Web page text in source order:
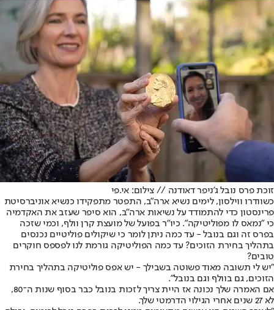
זוכת פרס נובל ג'ניפר דאודנה // צילום: אי.פי
כשוודרו ווילסון, לימים נשיא ארה"ב, התפטר מתפקידו כנשיא אוניברסיטת
פרינסטון כדי להתמודד על נשיאות ארה"ב, הוא סיפר שעזב את האקדמיה
כי "נמאס לו מפוליטיקה". כיו"ר בפועל של מועצת קרן וולף, וכמי שזכה
בפרס זה וגם בנובל - עד כמה ניתן לומר כי שיקולים פוליטיים נכנסים
בתהליך בחירת הזוכים? עד כמה הפוליטיקה גורמת לנו לפספס חוקרים
טובים?
"יש לי תשובה מאוד פשוטה בשבילך - יש אפס פוליטיקה בתהליך בחירת
הזוכים, גם בוולף וגם בנובל".
אם האמרה שלך נכונה אז היית צריך לזכות בנובל כבר בסוף שנות ה־80,
לא 27 שנים אחרי הגילוי הדרמטי שלך.